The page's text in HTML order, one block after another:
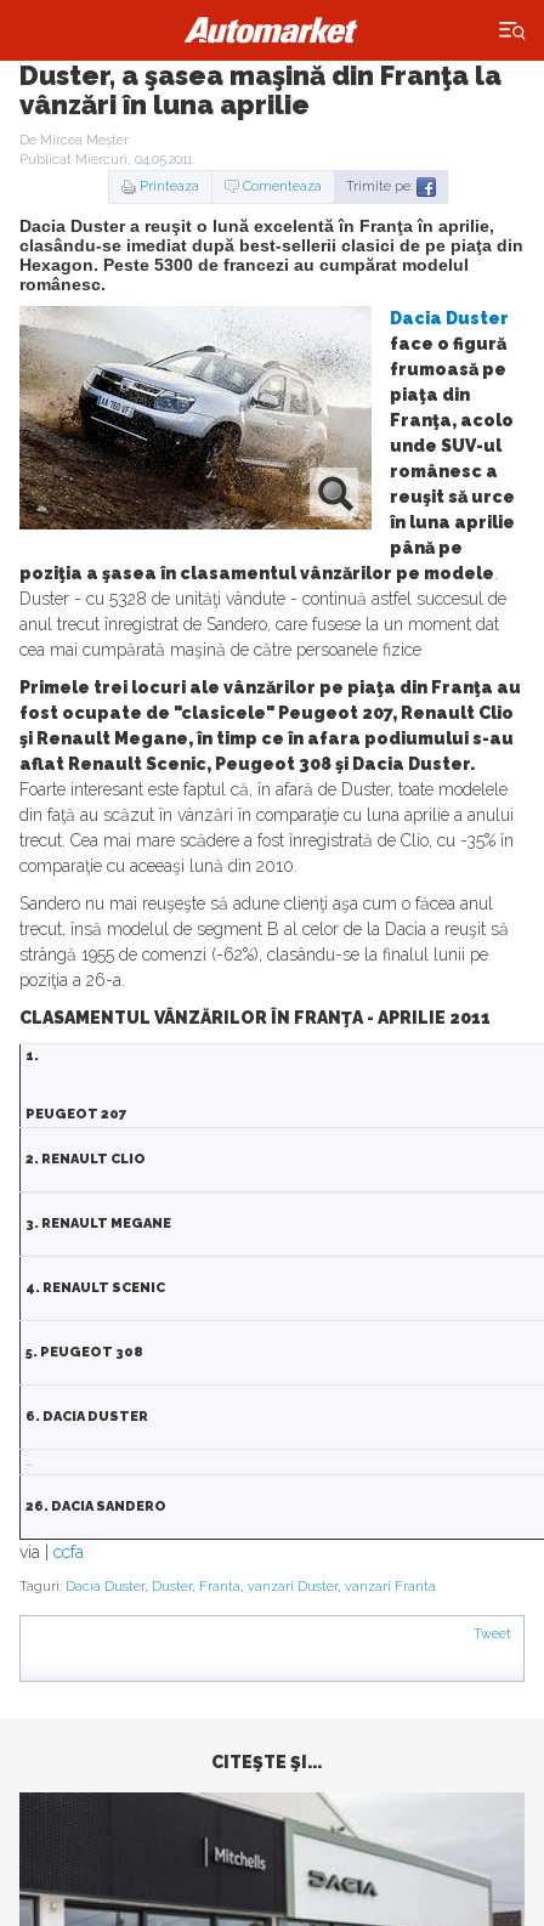
×
Duster, a şasea maşină din Franţa la
vânzări în luna aprilie
De Mircea Meșter
Publicat Miercuri, 04.05.2011
Printeaza
Comenteaza Trimite pe:
Dacia Duster a reuşit o lună excelentă în Franţa în aprilie,
clasându-se imediat după best-sellerii clasici de pe piaţa din
Hexagon. Peste 5300 de francezi au cumpărat modelul
românesc.
Dacia Duster
face o figură
frumoasă pe
piaţa din
Franţa, acolo
unde SUV-ul
românesc a
reuşit să urce
în luna aprilie
până pe
poziţia a şasea în clasamentul vânzărilor pe modele
Duster - cu 5328 de unităţi vândute - continuă astfel succesul de
anul trecut înregistrat de Sandero, care fusese la un moment dat
cea mai cumpărată maşină de către persoanele fizice
Primele trei locuri ale vânzărilor pe piaţa din Franţa au
fost ocupate de "clasicele" Peugeot 207, Renault Clio
şi Renault Megane, în timp ce în afara podiumului s-au
aflat Renault Scenic, Peugeot 308 şi Dacia Duster.
Foarte interesant este faptul că, în afară de Duster, toate modelele
din faţă au scăzut în vânzări în comparaţie cu luna aprilie a anului
trecut. Cea mai mare scădere a fost înregistrată de Clio, cu -35% în
comparaţie cu aceeaşi lună din 2010.
Sandero nu mai reuşeşte să adune clienţi aşa cum o făcea anul
trecut, însă modelul de segment B al celor de la Dacia a reuşit să
strângă 1955 de comenzi (-62%), clasându-se la finalul lunii pe
poziţia a 26-a.
CLASAMENTUL VÂNZĂRILOR ÎN FRANŢA - APRILIE 2011
1.
PEUGEOT 207
2. RENAULT CLIO
3. RENAULT MEGANE
4. RENAULT SCENIC
5. PEUGEOT 308
6. DACIA DUSTER
...
26. DACIA SANDERO
via | ccfa
Taguri: Dacia Duster, Duster, Franta, vanzari Duster, vanzari Franta
Tweet
CITEŞTE ŞI...